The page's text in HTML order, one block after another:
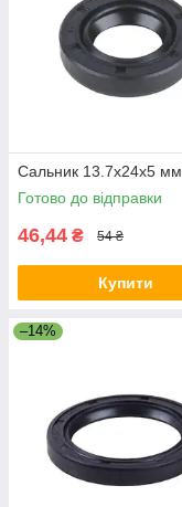
Сальник 13.7x24x5 мм
Готово до відправки
46,44 ₴ 54 ₴
Купити
–14%